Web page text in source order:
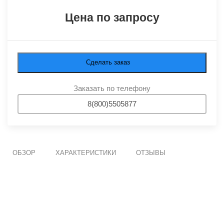
Цена по запросу
Сделать заказ
Заказать по телефону
8(800)5505877
ОБЗОР ХАРАКТЕРИСТИКИ ОТЗЫВЫ